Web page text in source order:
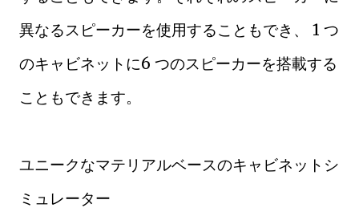
異なるスピーカーを使用することもでき、 1 つ
のキャビネットに6 つのスピーカーを搭載する
こともできます。
ユニークなマテリアルベースのキャビネットシ
ミュレーター